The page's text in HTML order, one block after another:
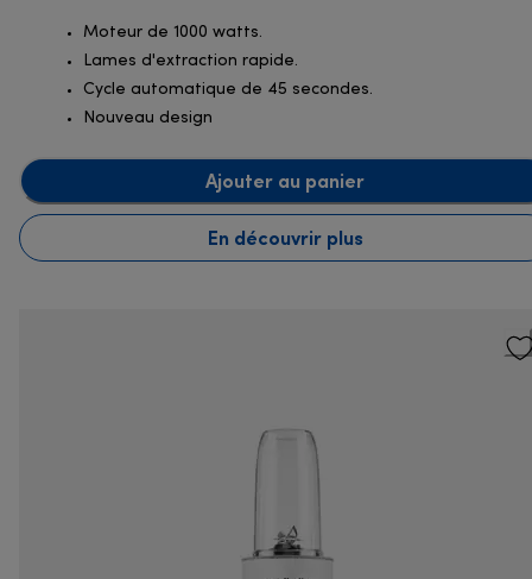
Moteur de 1000 watts.
Lames d'extraction rapide.
Cycle automatique de 45 secondes.
Nouveau design
Ajouter au panier
En découvrir plus